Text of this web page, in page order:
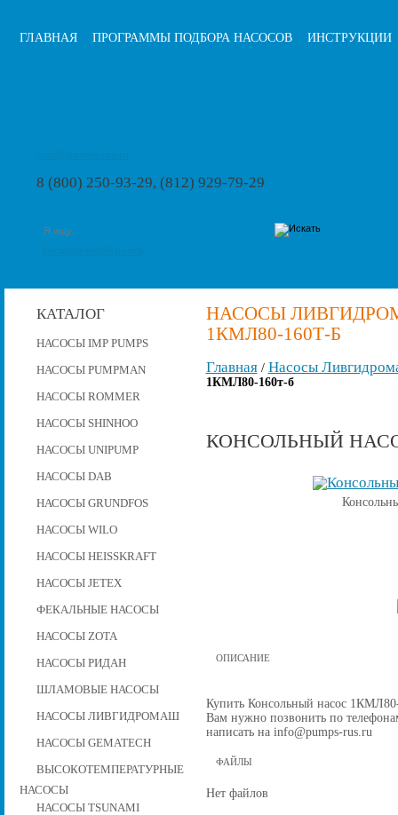
ГЛАВНАЯ ПРОГРАММЫ ПОДБОРА НАСОСОВ ИНСТРУКЦИИ
8 (800) 250-93-29, (812) 929-79-29
КАТАЛОГ
НАСОСЫ IMP PUMPS
НАСОСЫ PUMPMAN
НАСОСЫ ROMMER
НАСОСЫ SHINHOO
НАСОСЫ UNIPUMP
НАСОСЫ DAB
НАСОСЫ GRUNDFOS
НАСОСЫ WILO
НАСОСЫ HEISSKRAFT
НАСОСЫ JETEX
ФЕКАЛЬНЫЕ НАСОСЫ
НАСОСЫ ZOTA
НАСОСЫ РИДАН
ШЛАМОВЫЕ НАСОСЫ
НАСОСЫ ЛИВГИДРОМАШ
НАСОСЫ GEMATECH
ВЫСОКОТЕМПЕРАТУРНЫЕ
НАСОСЫ
НАСОСЫ TSUNAMI
НАСОСЫ
1КМЛ80-160Т-Б
Главная/ Насосы
1КМЛ80-160т-б
КОНСОЛЬНЫЙ
ОПИСАНИЕ
Купить Консольный насос
Вам нужно позвонить по
написать на info@pumps-rus.ru
ФАЙЛЫ
Нет файлов